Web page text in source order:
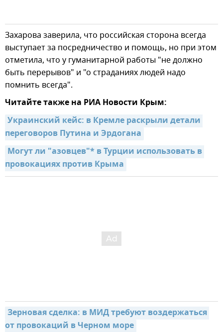
Захарова заверила, что российская сторона всегда
выступает за посредничество и помощь, но при этом
отметила, что у гуманитарной работы "не должно
быть перерывов" и "о страданиях людей надо
помнить всегда".
Читайте также на РИА Новости Крым:
Украинский кейс: в Кремле раскрыли детали
переговоров Путина и Эрдогана
Могут ли "азовцев"* в Турции использовать в
провокациях против Крыма
Зерновая сделка: в МИД требуют воздержаться
от провокаций в Черном море